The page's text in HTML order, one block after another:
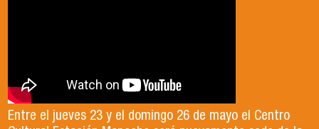
Entre el jueves 23 y el domingo 26 de mayo el Centro
El o la profesional en ingeniería en
Agronegocios posee conocimientos en
El Departamento de Gestión Agraria junto a su
carrera de Ingeniería en Agronegocios,